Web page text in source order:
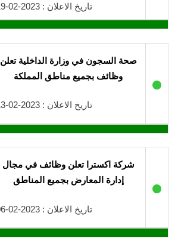
تاريخ الاعلان : 2023-02-19
●
صحة السجون في وزارة الداخلية تعلن
وظائف بجميع مناطق المملكة
تاريخ الاعلان : 2023-02-13
●
شركة اكسترا تعلن وظائف في مجال
إدارة المعارض بجميع المناطق
تاريخ الاعلان : 2023-02-06